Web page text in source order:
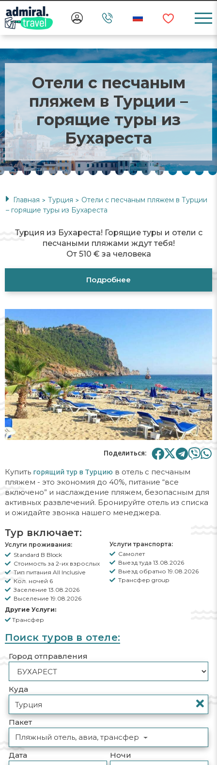
Отели с песчаным
пляжем в Турции –
горящие туры из
Бухареста
Главная > Турция > Отели с песчаным пляжем в Турции
– горящие туры из Бухареста
Турция из Бухареста! Горящие туры и отели с
песчаными пляжами ждут тебя!
От 510 € за человека
Подробнее
Поделиться:
Купить горящий тур в Турцию в отель с песчаным
пляжем - это экономия до 40%, питание “все
включено” и наслаждение пляжем, безопасным для
активных развлечений. Бронируйте отель из списка
и ожидайте звонка нашего менеджера.
Тур включает:
Услуги проживания:
Standard B Block
Стоимость за 2-их взрослых
Тип питания All Inclusive
Кол. ночей 6
Заселение 13.08.2026
Выселение 19.08.2026
Другие Услуги:
Трансфер
Услуги транспорта:
Самолет
Выезд туда 13.08.2026
Выезд обратно 19.08.2026
Трансфер group
Поиск туров в отеле:
Город отправления
Куда
Пакет
Пляжный отель, авиа, трансфер
Дата
Ночи